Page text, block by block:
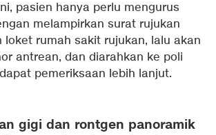
pasien hanya perlu mengurus
melampirkan surat rujukan
loket rumah sakit rujukan, lalu akan
antrean, dan diarahkan ke poli
pemeriksaan lebih lanjut.
gigi dan rontgen panoramik